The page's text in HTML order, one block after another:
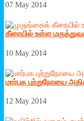
07 May 2014
கீரையில் உள்ள
10 May 2014
மார்பக புற்றுநோயை
12 May 2014